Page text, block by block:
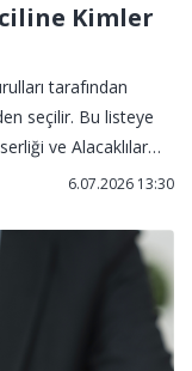
Kimler
tarafından
seçilir. Bu listeye
ve Alacaklılar
6.07.2026 13:30